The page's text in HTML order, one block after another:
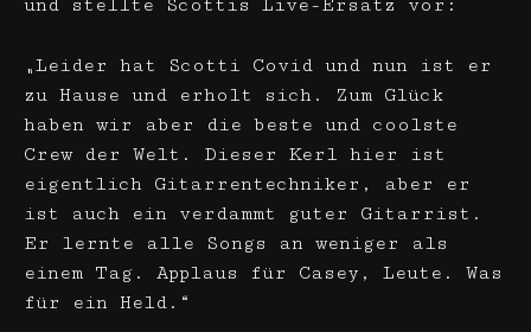
und stellte Scottis Live-Ersatz vor:
„Leider hat Scotti Covid und nun ist er
zu Hause und erholt sich. Zum Glück
haben wir aber die beste und coolste
Crew der Welt. Dieser Kerl hier ist
eigentlich Gitarrentechniker, aber er
ist auch ein verdammt guter Gitarrist.
Er lernte alle Songs an weniger als
einem Tag. Applaus für Casey, Leute. Was
für ein Held.“